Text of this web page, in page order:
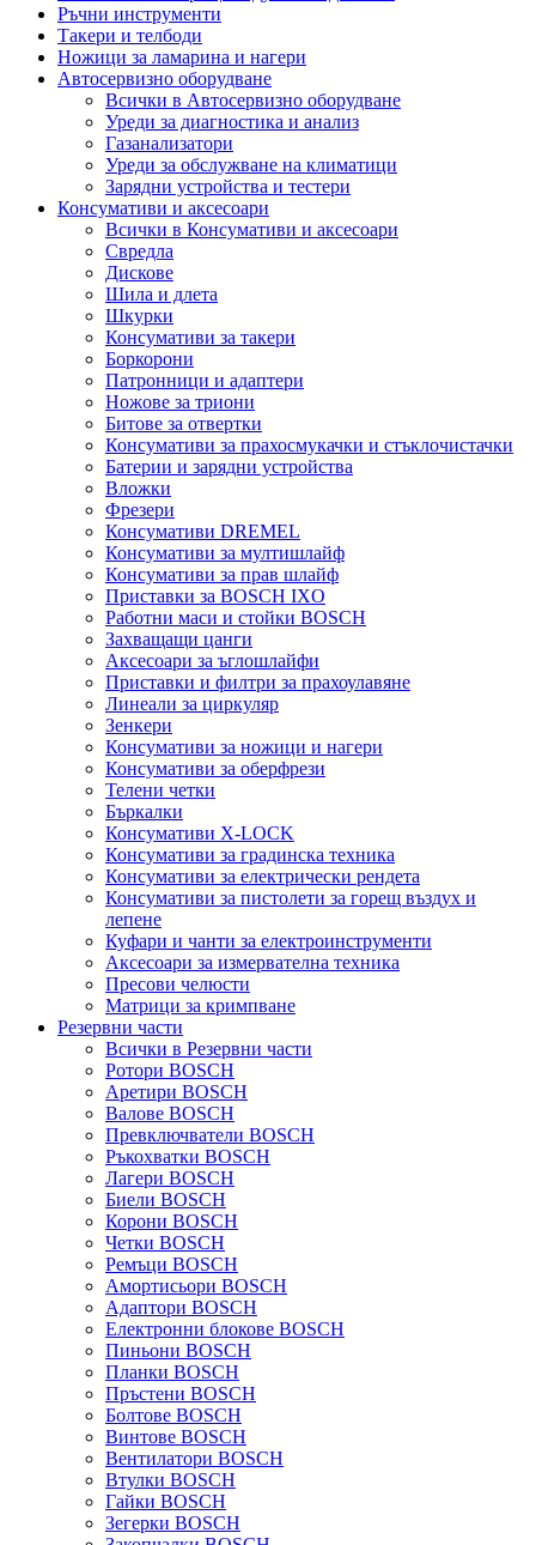
Ръчни инструменти
Такери и телбоди
Ножици за ламарина и нагери
Автосервизно оборудване
Всички в Автосервизно оборудване
Уреди за диагностика и анализ
Газанализатори
Уреди за обслужване на климатици
Зарядни устройства и тестери
Консумативи и аксесоари
Всички в Консумативи и аксесоари
Свредла
Дискове
Шила и длета
Шкурки
Консумативи за такери
Боркорони
Патронници и адаптери
Ножове за триони
Битове за отвертки
Консумативи за прахосмукачки и стъклочистачки
Батерии и зарядни устройства
Вложки
Фрезери
Консумативи DREMEL
Консумативи за мултишлайф
Консумативи за прав шлайф
Приставки за BOSCH IXO
Работни маси и стойки BOSCH
Захващащи цанги
Аксесоари за ъглошлайфи
Приставки и филтри за прахоулавяне
Линеали за циркуляр
Зенкери
Консумативи за ножици и нагери
Консумативи за оберфрези
Телени четки
Бъркалки
Консумативи X-LOCK
Консумативи за градинска техника
Консумативи за електрически рендета
Консумативи за пистолети за горещ въздух и
лепене
Куфари и чанти за електроинструменти
Аксесоари за измервателна техника
Пресови челюсти
Матрици за кримпване
Резервни части
Всички в Резервни части
Ротори BOSCH
Аретири BOSCH
Валове BOSCH
Превключватели BOSCH
Ръкохватки BOSCH
Лагери BOSCH
Биели BOSCH
Корони BOSCH
Четки BOSCH
Ремъци BOSCH
Амортисьори BOSCH
Адаптори BOSCH
Електронни блокове BOSCH
Пиньони BOSCH
Планки BOSCH
Пръстени BOSCH
Болтове BOSCH
Винтове BOSCH
Вентилатори BOSCH
Втулки BOSCH
Гайки BOSCH
Зегерки BOSCH